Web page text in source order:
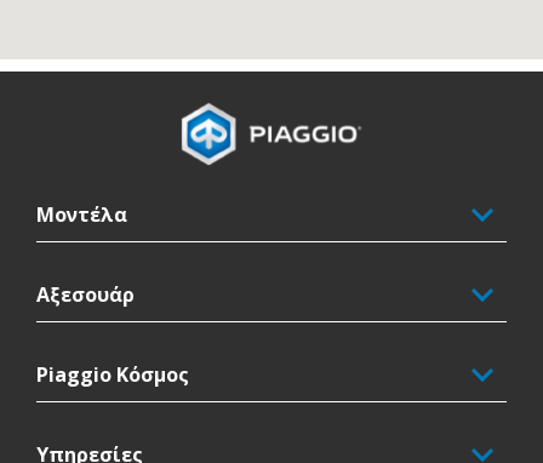
Μοντέλα
Αξεσουάρ
Piaggio Κόσμος
Υπηρεσίες